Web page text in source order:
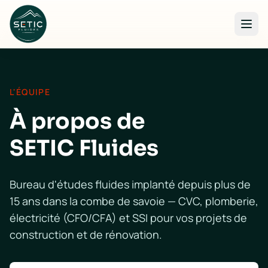
Aller au contenu principal
L'ÉQUIPE
À propos de
SETIC Fluides
Bureau d'études fluides implanté depuis plus de
15 ans dans la combe de savoie — CVC, plomberie,
électricité (CFO/CFA) et SSI pour vos projets de
construction et de rénovation.